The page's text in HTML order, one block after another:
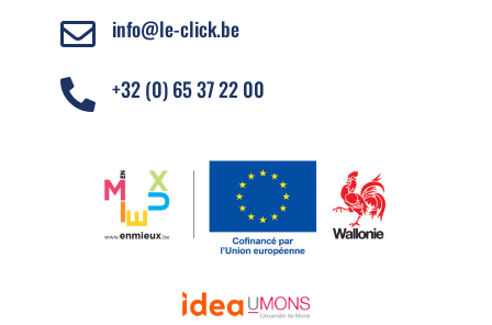
 info@le-click.be
 +32 (0) 65 37 22 00